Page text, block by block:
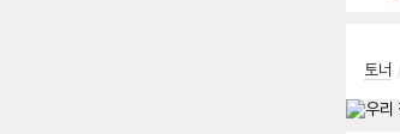
토너